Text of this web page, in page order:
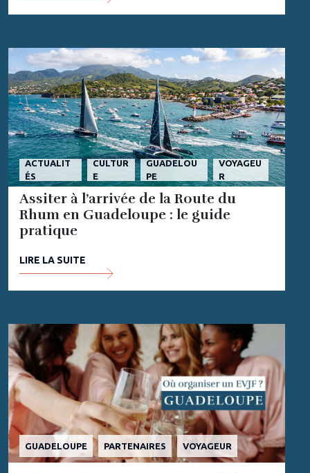
ACTUALIT
ÉS
CULTUR
E
GUADELOU
PE
VOYAGEU
R
Assiter à l’arrivée de la Route du
Rhum en Guadeloupe : le guide
pratique
LIRE LA SUITE
GUADELOUPE PARTENAIRES VOYAGEUR